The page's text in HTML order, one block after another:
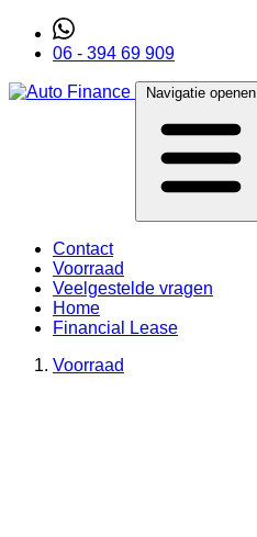
06 - 394 69 909
Navigatie openen
Contact
Voorraad
Veelgestelde vragen
Home
Financial Lease
Voorraad